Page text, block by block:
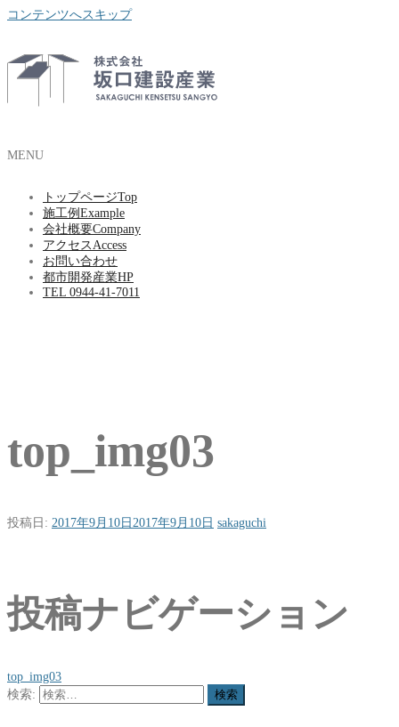
コンテンツへスキップ
MENU
トップページTop
施工例 Example
会社概要Company
アクセス Access
お問い合わせ
都市開発産業HP
TEL 0944-41-7011
top_img03
投稿日: 2017年9月10日 2017年9月10日 sakaguchi
投稿ナビゲーション
top_img03
検索: